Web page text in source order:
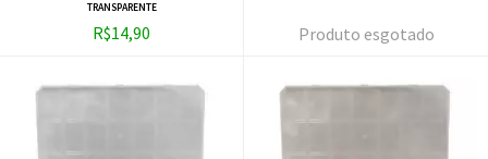
TRANSPARENTE
R$14,90 esgotado